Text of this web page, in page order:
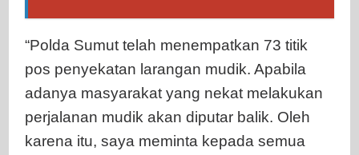
“Polda Sumut telah menempatkan 73 titik
pos penyekatan larangan mudik. Apabila
adanya masyarakat yang nekat melakukan
perjalanan mudik akan diputar balik. Oleh
karena itu, saya meminta kepada semua